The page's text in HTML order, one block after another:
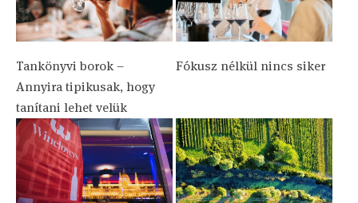
Tankönyvi borok –
Annyira tipikusak, hogy
tanítani lehet velük
Fókusz nélkül nincs siker